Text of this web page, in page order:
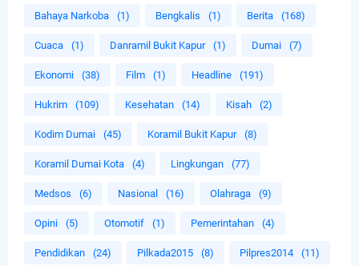
Bahaya Narkoba (1) Bengkalis (1) Berita (168)
Cuaca (1) Danramil Bukit Kapur (1) Dumai (7)
Ekonomi (38) Film (1) Headline (191)
Hukrim (109) Kesehatan (14) Kisah (2)
Kodim Dumai (45) Koramil Bukit Kapur (8)
Koramil Dumai Kota (4) Lingkungan (77)
Medsos (6) Nasional (16) Olahraga (9)
Opini (5) Otomotif (1) Pemerintahan (4)
Pendidikan (24) Pilkada2015 (8) Pilpres2014 (11)